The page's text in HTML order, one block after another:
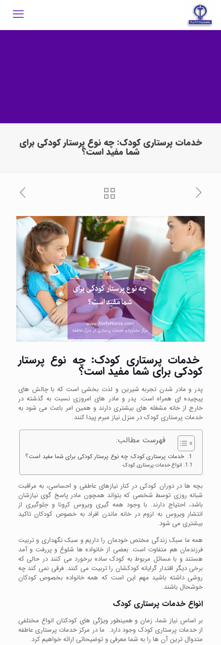
خدمات پرستاری کودک: چه نوع پرستار کودکی برای
شما مفید است؟
خدمات پرستاری کودک: چه نوع پرستار
کودکی برای شما مفید است؟
پدر و مادر شدن تجربه شیرین و لذت بخشی است که با چالش های
پیچیده ای همراه است. پدر و مادر های امروزی نسبت به گذشته در
خارج از خانه مشغله های بیشتری دارند و همین امر باعث می شود به
خدمات پرستاری کودک در منزل نیاز مبرم پیدا کنند.
فهرست مطالب:
خدمات پرستاری کودک: چه نوع پرستار کودکی برای شما مفید است؟
انواع خدمات پرستاری کودک
بچه ها در دوران کودکی در کنار نیازهای عاطفی و احساسی، به مراقبت
شبانه روزی توسط شخصی که بتواند همچون مادر پاسخ گوی نیازشان
باشد، احتیاج دارند. با وجود همه گیری ویروس کرونا و جلوگیری از
انتشار ویروس به لزوم در خانه ماندن افراد به خصوص کودکان تاکید
بیشتری می شود.
همه ما سبک زندگی مختص خودمان را داریم و سبک نگهداری و تربیت
فرزندمان هم متفاوت است. بعضی از خانواده ها شلوغ و پررفت و آمد
هستند و با مسائل مربوط به کودک ساده برخورد می کنند در حالی که
برخی دیگر اقتدار گرایانه کودکشان را تربیت می کنند. فرقی نمی کند چه
روشی داشته باشید مهم این است که همه خانواده بخصوص کودکان
خوشحال باشند.
انواع خدمات پرستاری کودک
بر اساس نیاز شما، زمان و همینطور ویژگی های کودکتان انواع مختلفی
از خدمات پرستاری کودک وجود دارد. ما در مرکز خدمات پرستاری عاطفه
متدوال ترین آن ها را به شما معرفی و توضیحاتی ارائه خواهیم کرد.